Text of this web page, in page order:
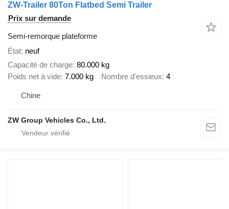
ZW-Trailer 80Ton Flatbed Semi Trailer
Prix sur demande
Semi-remorque plateforme
État neuf
Capacité de charge 80.000 kg
Poids net à vide 7.000 kg Nombre d'essieux 4
Chine
ZW Group Vehicles Co., Ltd.